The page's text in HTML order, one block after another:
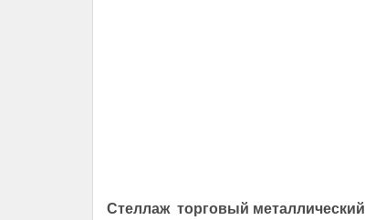
Стеллаж торговый металлический